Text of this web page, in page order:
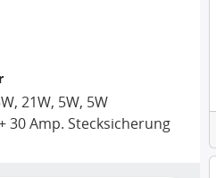
21W, 5W, 5W
30 Amp. Stecksicherung